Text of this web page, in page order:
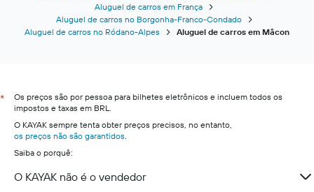
Aluguel de carros em França
Aluguel de carros no Borgonha-Franco-Condado
Aluguel de carros no Ródano-Alpes
Aluguel de carros em Mâcon
*
Os preços são por pessoa para bilhetes eletrônicos e incluem todos os
impostos e taxas em BRL.
O KAYAK sempre tenta obter preços precisos, no entanto,
os preços não são garantidos
Saiba o porquê:
O KAYAK não é o vendedor